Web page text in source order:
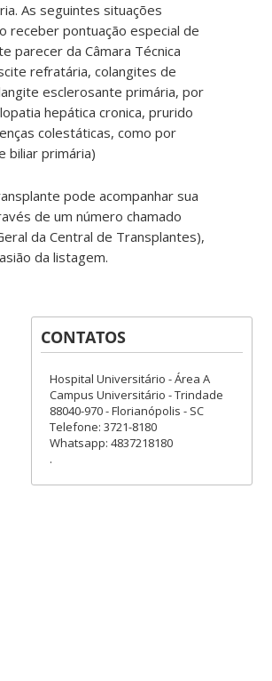
As seguintes situações
receber pontuação especial de
parecer da Câmara Técnica
refratária, colangites de
esclerosante primária, por
hepática cronica, prurido
colestáticas, como por
biliar primária)
pode acompanhar sua
de um número chamado
da Central de Transplantes),
da listagem.
CONTATOS
Hospital Universitário - Área A
Campus Universitário - Trindade
88040-970 - Florianópolis - SC
Telefone: 3721-8180
Whatsapp: 4837218180
.